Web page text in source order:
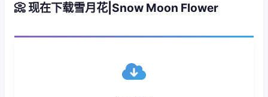
📀 现在下载雪月花|Snow Moon Flower